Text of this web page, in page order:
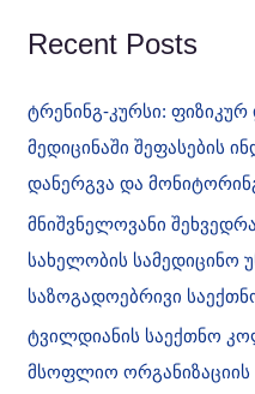
hRecent Posts
ტრენინგ-კურსი:
მედიცინაში შეფასების
დანერგვა და
მნიშვნელოვანი
სახელობის სამედიცინო
საზოგადოებრივი
ტვილდიანის საექთნო
მსოფლიო ორგანიზაციის